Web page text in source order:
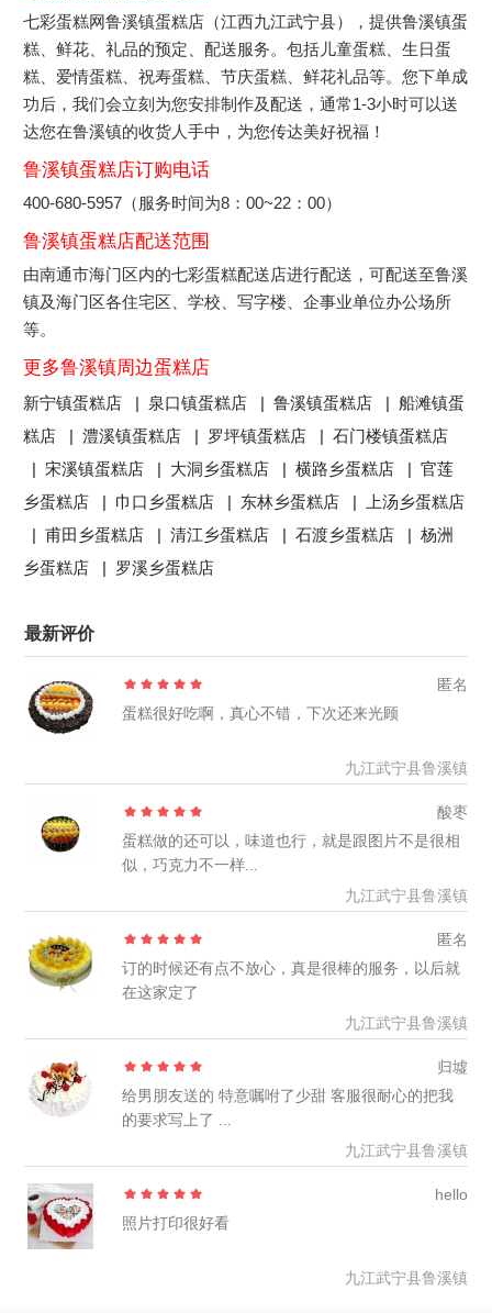
七彩蛋糕网鲁溪镇蛋糕店（江西九江武宁县），提供鲁溪镇蛋
糕、鲜花、礼品的预定、配送服务。包括儿童蛋糕、生日蛋
糕、爱情蛋糕、祝寿蛋糕、节庆蛋糕、鲜花礼品等。您下单成
功后，我们会立刻为您安排制作及配送，通常1-3小时可以送
达您在鲁溪镇的收货人手中，为您传达美好祝福！
鲁溪镇蛋糕店订购电话
400-680-5957（服务时间为8：00~22：00）
鲁溪镇蛋糕店配送范围
由南通市海门区内的七彩蛋糕配送店进行配送，可配送至鲁溪
镇及海门区各住宅区、学校、写字楼、企事业单位办公场所
等。
更多鲁溪镇周边蛋糕店
新宁镇蛋糕店 | 泉口镇蛋糕店 |鲁溪镇蛋糕店 |船滩镇蛋
糕店 |澧溪镇蛋糕店 | 罗坪镇蛋糕店 |石门楼镇蛋糕店
|宋溪镇蛋糕店 | 大洞乡蛋糕店 |横路乡蛋糕店 |官莲
乡蛋糕店 | 巾口乡蛋糕店 | 东林乡蛋糕店 |
上汤乡蛋糕店
|甫田乡蛋糕店 |清江乡蛋糕店 |石渡乡蛋糕店 |杨洲
乡蛋糕店 | 罗溪乡蛋糕店
最新评价
匿名
蛋糕很好吃啊，真心不错，下次还来光顾
九江武宁县鲁溪镇
酸枣
蛋糕做的还可以，味道也行，就是跟图片不是很相
似，巧克力不一样...
九江武宁县鲁溪镇
匿名
订的时候还有点不放心，真是很棒的服务，以后就
在这家定了
九江武宁县鲁溪镇
归墟
给男朋友送的 特意嘱咐了少甜 客服很耐心的把我
的要求写上了 ...
九江武宁县鲁溪镇
hello
照片打印很好看
九江武宁县鲁溪镇